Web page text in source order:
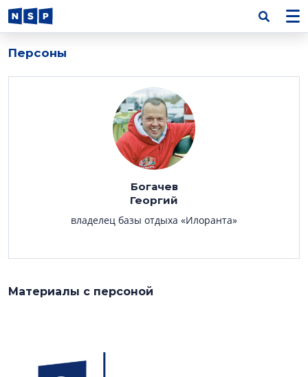
Персоны
Богачев
Георгий
владелец базы отдыха «Илоранта»
Материалы с персоной